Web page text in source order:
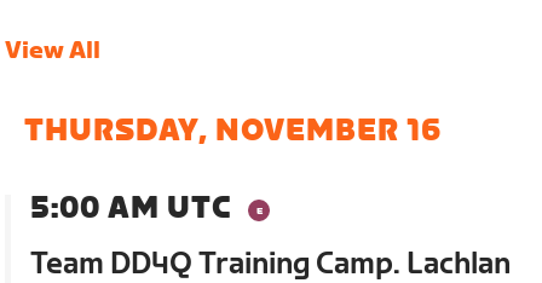
View All
THURSDAY, NOVEMBER 16
5:00 AM UTC
Team DD4Q Training Camp. Lachlan